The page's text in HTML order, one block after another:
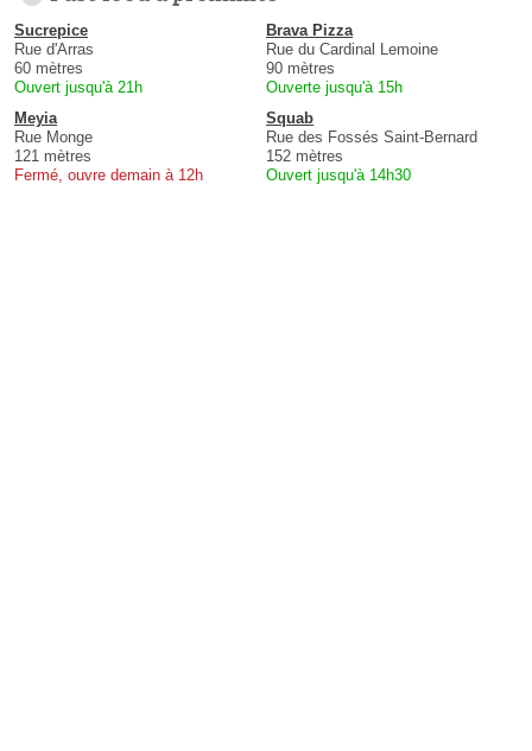
Sucrepice
Rue d'Arras
60 mètres
Ouvert jusqu'à 21h
Brava Pizza
Rue du Cardinal Lemoine
90 mètres
Ouverte jusqu'à 15h
Meyia
Rue Monge
121 mètres
Fermé, ouvre demain à 12h
Squab
Rue des Fossés Saint-Bernard
152 mètres
Ouvert jusqu'à 14h30